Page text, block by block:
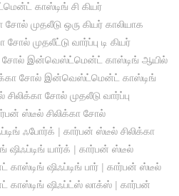
காஸ்டிங் சி கியர்
முதலீடு ஒரு கியர் காலியாக
முதலீட்டு வார்ப்பு டி கியர்
சோல் இன்வெஸ்ட்மென்ட் காஸ்டிங் ஆயில்
சோல் இன்வெஸ்ட்மென்ட் காஸ்டிங்
சிலிக்கா சோல் முதலீடு வார்ப்பு
ஸ்டீல் சிலிக்கா சோல்
ஃபோர்க் | கார்பன் ஸ்டீல் சிலிக்கா
யார்க் | கார்பன் ஸ்டீல்
ஷிஃப்டிங் பார் | கார்பன் ஸ்டீல்
காஸ்டிங் ஷிஃப்ட்ஸ் லாக்ஸ் | கார்பன்